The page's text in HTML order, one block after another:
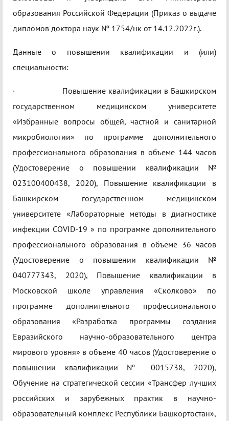
образования Российской Федерации (Приказ о выдаче
дипломов доктора наук № 1754/нк от 14.12.2022г.).
Данные о повышении квалификации и (или)
специальности:
· Повышение квалификации в Башкирском
государственном медицинском университете
«Избранные вопросы общей, частной и санитарной
микробиологии» по программе дополнительного
профессионального образования в объеме 144 часов
(Удостоверение о повышении квалификации №
023100400438, 2020), Повышение квалификации в
Башкирском государственном медицинском
университете «Лабораторные методы в диагностике
инфекции COVID-19 » по программе дополнительного
профессионального образования в объеме 36 часов
(Удостоверение о повышении квалификации №
040777343, 2020), Повышение квалификации в
Московской школе управления «Сколково» по
программе дополнительного профессионального
образования «Разработка программы создания
Евразийского научно-образовательного центра
мирового уровня» в объеме 40 часов (Удостоверение о
повышении квалификации № 0015738, 2020),
Обучение на стратегической сессии «Трансфер лучших
российских и зарубежных практик в научно-
образовательный комплекс Республики Башкортостан»,